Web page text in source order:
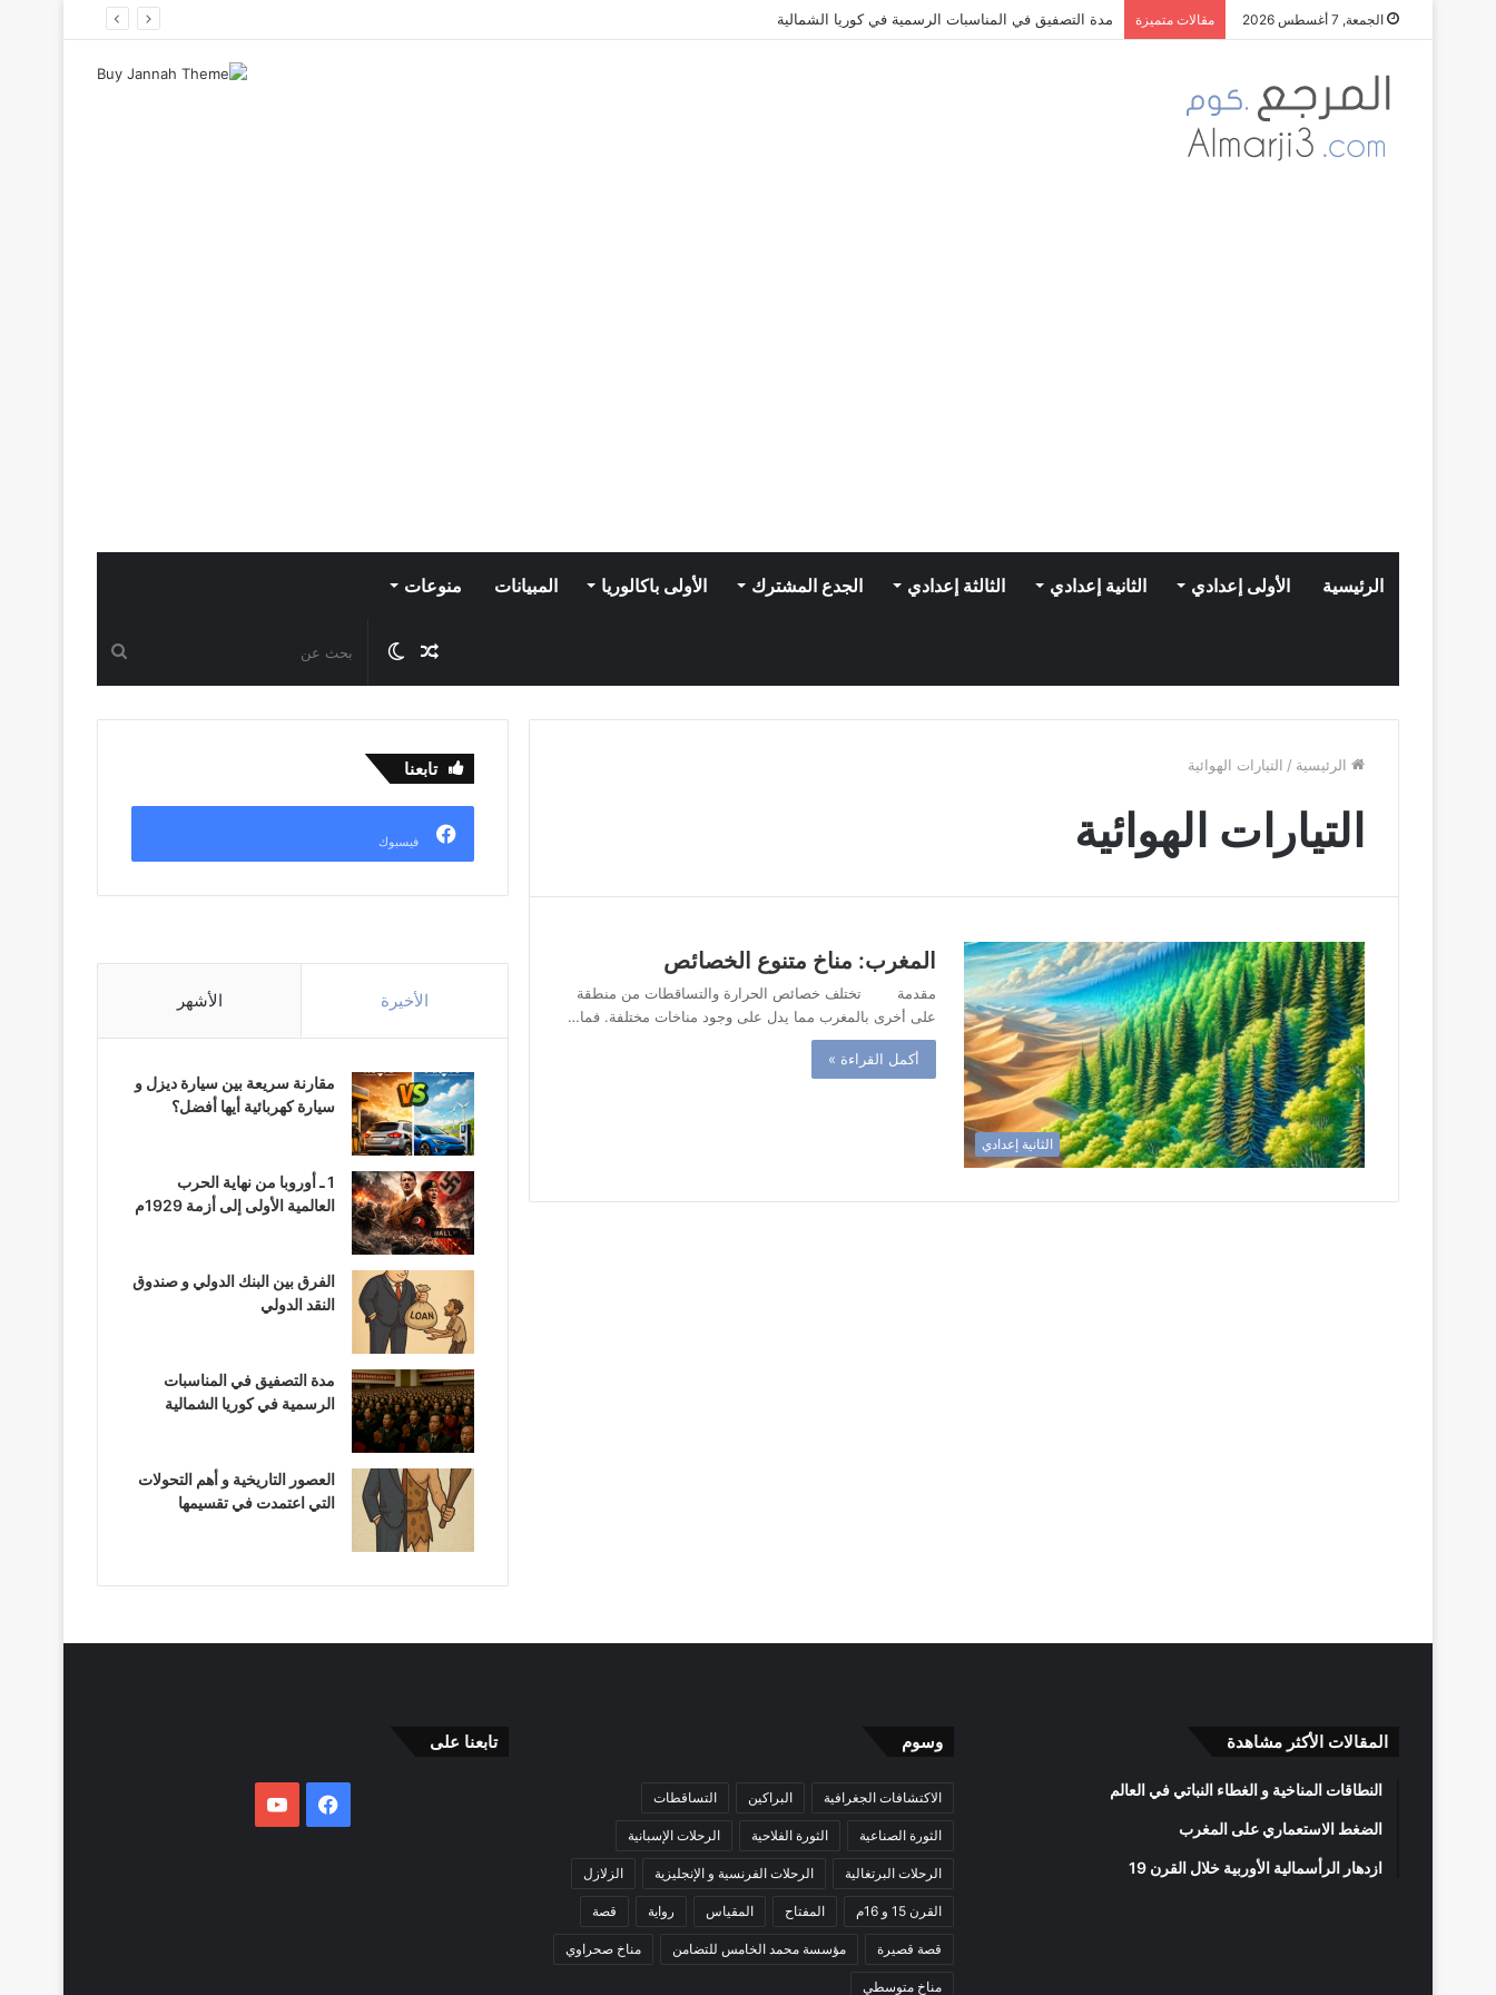
الجمعة, 7 أغسطس 2026 مقالات متميزة مدة التصفيق في المناسبات الرسمية في كوريا الشمالية
الرئيسية الأولى إعدادي الثانية إعدادي الثالثة إعدادي الجدع المشترك الأولى باكالوريا المبيانات منوعات
عن
الوضع
المظلم
مقال
عشوائي
الرئيسية / التيارات الهوائية
التيارات الهوائية
الثانية إعدادي
المغرب: مناخ متنوع الخصائص
مقدمة تختلف خصائص الحرارة والتساقطات من منطقة
على أخرى بالمغرب مما يدل على وجود مناخات مختلفة. فما…
أكمل القراءة »
تابعنا
فيسبوك
الأخيرة الأشهر
مقارنة سريعة بين سيارة ديزل و
سيارة كهربائية أيها أفضل؟
1 ـ أوروبا من نهاية الحرب
العالمية الأولى إلى أزمة 1929م
الفرق بين البنك الدولي و صندوق
النقد الدولي
مدة التصفيق في المناسبات
الرسمية في كوريا الشمالية
العصور التاريخية و أهم التحولات
التي اعتمدت في تقسيمها
المقالات الأكثر مشاهدة
النطاقات المناخية و الغطاء النباتي في العالم
الضغط الاستعماري على المغرب
ازدهار الرأسمالية الأوربية خلال القرن 19
وسوم
الاكتشافات الجغرافية البراكين التساقطات
الثورة الصناعية الثورة الفلاحية الرحلات الإسبانية
الرحلات البرتغالية الرحلات الفرنسية و الإنجليزية الزلازل
القرن 15 و 16م المفتاح المقياس رواية قصة
قصة قصيرة مؤسسة محمد الخامس للتضامن مناخ صحراوي
مناخ متوسطي
تابعنا على
فيسبوكيوتيوب